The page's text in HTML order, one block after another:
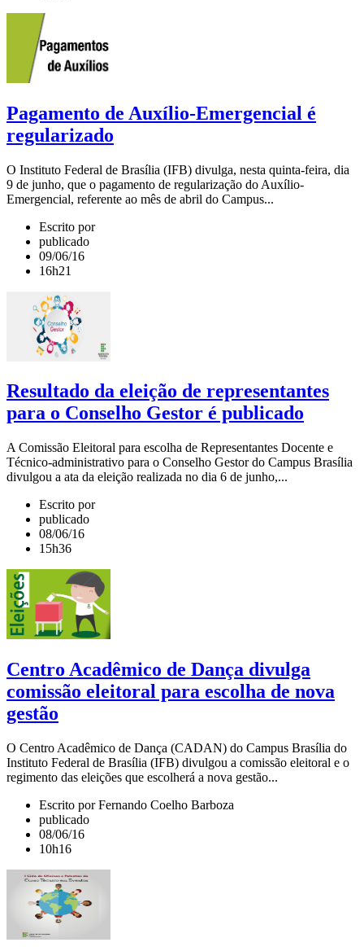
Pagamento de Auxílio-Emergencial é
regularizado
O Instituto Federal de Brasília (IFB) divulga, nesta quinta­-feira, dia
9 de junho, que o pagamento de regularização do Auxílio­-
Emergencial, referente ao mês de abril do Campus...
Escrito por
publicado
09/06/16
16h21
Resultado da eleição de representantes
para o Conselho Gestor é publicado
A Comissão Eleitoral para escolha de Representantes Docente e
Técnico-administrativo para o Conselho Gestor do Campus Brasília
divulgou a ata da eleição realizada no dia 6 de junho,...
Escrito por
publicado
08/06/16
15h36
Centro Acadêmico de Dança divulga
comissão eleitoral para escolha de nova
gestão
O Centro Acadêmico de Dança (CADAN) do Campus Brasília do
Instituto Federal de Brasília (IFB) divulgou a comissão eleitoral e o
regimento das eleições que escolherá a nova gestão...
Escrito por Fernando Coelho Barboza
publicado
08/06/16
10h16